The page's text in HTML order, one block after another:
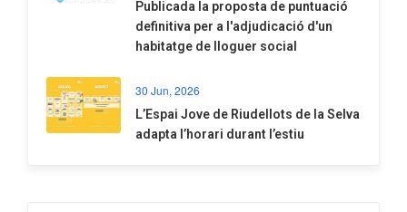
​Publicada la proposta de puntuació
definitiva per a l'adjudicació d'un
habitatge de lloguer social
30 Jun, 2026
​L’Espai Jove de Riudellots de la Selva
adapta l’horari durant l’estiu